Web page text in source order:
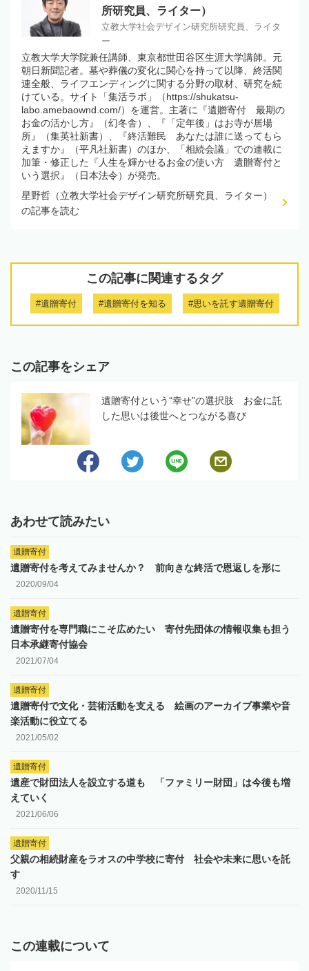
所研究員、ライター）
立教大学社会デザイン研究所研究員、ライタ
ー
立教大学大学院兼任講師、東京都世田谷区生涯大学講師。元
朝日新聞記者。墓や葬儀の変化に関心を持って以降、終活関
連全般、ライフエンディングに関する分野の取材、研究を続
けている。サイト「集活ラボ」（https://shukatsu-
labo.amebaownd.com/）を運営。主著に『遺贈寄付 最期の
お金の活かし方』（幻冬舎）、『「定年後」はお寺が居場
所』（集英社新書）、『終活難民 あなたは誰に送ってもら
えますか』（平凡社新書）のほか、「相続会議」での連載に
加筆・修正した『人生を輝かせるお金の使い方 遺贈寄付と
いう選択』（日本法令）が発売。
星野哲（立教大学社会デザイン研究所研究員、ライター）
の記事を読む
この記事に関連するタグ
#遺贈寄付 #遺贈寄付を知る #思いを託す遺贈寄付
この記事をシェア
遺贈寄付という“幸せ”の選択肢 お金に託
した思いは後世へとつながる喜び
あわせて読みたい
遺贈寄付
遺贈寄付を考えてみませんか？ 前向きな終活で恩返しを形に
2020/09/04
遺贈寄付
遺贈寄付を専門職にこそ広めたい 寄付先団体の情報収集も担う
日本承継寄付協会
2021/07/04
遺贈寄付
遺贈寄付で文化・芸術活動を支える 絵画のアーカイブ事業や音
楽活動に役立てる
2021/05/02
遺贈寄付
遺産で財団法人を設立する道も 「ファミリー財団」は今後も増
えていく
2021/06/06
遺贈寄付
父親の相続財産をラオスの中学校に寄付 社会や未来に思いを託
す
2020/11/15
この連載について